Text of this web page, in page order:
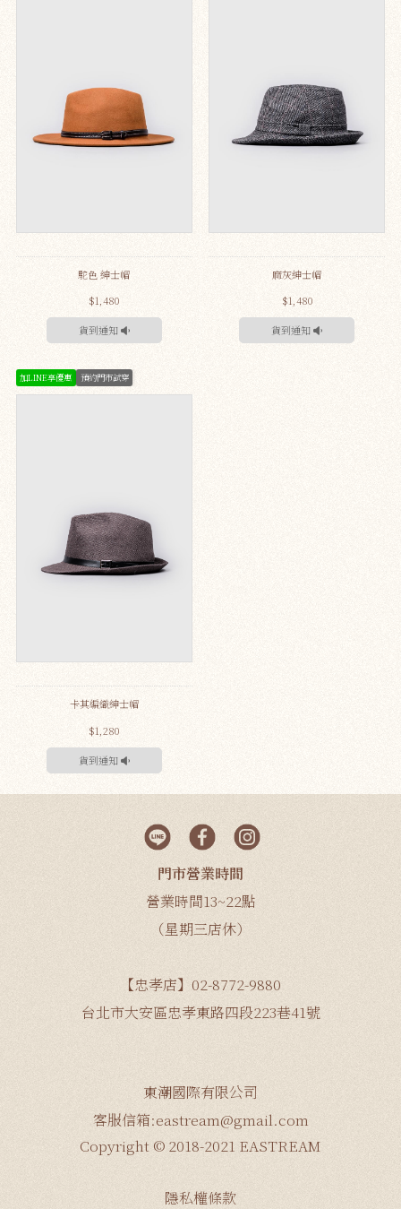
駝色 紳士帽
$1,480
貨到通知
麻灰紳士帽
$1,480
貨到通知
加LINE享優惠 預約門市試穿
卡其編織紳士帽
$1,280
貨到通知
門市營業時間
營業時間13~22點
（星期三店休）
【忠孝店】02-8772-9880
台北市大安區忠孝東路四段223巷41號
東潮國際有限公司
客服信箱:eastream@gmail.com
Copyright © 2018-2021 EASTREAM
隱私權條款